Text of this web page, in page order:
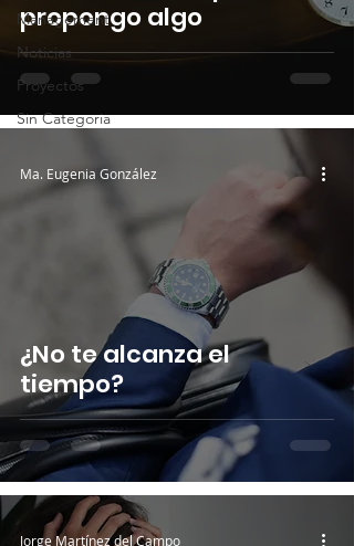
Management
Noticias
Proyectos
Sin Categoria
propongo algo
¿No te alcanza el
tiempo?
Ma. Eugenia González
Jorge Martínez del Campo